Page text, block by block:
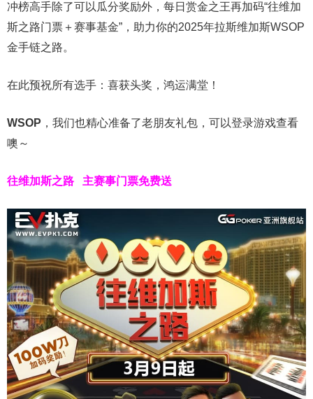
冲榜高手除了可以瓜分奖励外，每日赏金之王再加码“往维加
斯之路门票＋赛事基金”，助力你的2025年拉斯维加斯WSOP
金手链之路。
在此预祝所有选手：喜获头奖，鸿运满堂！
WSOP ，我们也精心准备了老朋友礼包，可以登录游戏查看
噢～
往维加斯之路 主赛事门票免费送